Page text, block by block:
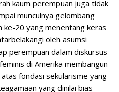
kaum perempuan juga tidak
munculnya gelombang
ke-20 yang menentang keras
oleh asumsi
perempuan dalam diskursus
di Amerika membangun
fondasi sekularisme yang
yang dinilai bias